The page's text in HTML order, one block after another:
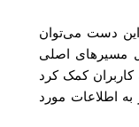
این دست می‌توان
مسیرهای اصلی
کاربران کمک کرد
اطلاعات مورد